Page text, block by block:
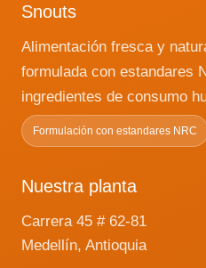
Snouts
Alimentación fresca y
formulada con estandares
ingredientes de consumo
Formulación con estandares NRC
Nuestra planta
Carrera 45 # 62-81
Medellín, Antioquia